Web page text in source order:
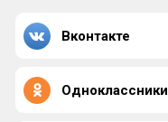
Вконтакте
Одноклассники